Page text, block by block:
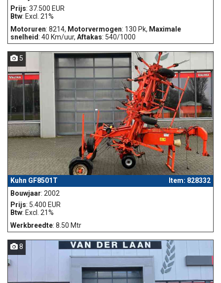
Prijs: 37.500 EUR
Btw: Excl. 21%
Motoruren: 8214, Motorvermogen: 130 Pk, Maximale
snelheid: 40 Km/uur, Aftakas: 540/1000
5
Kuhn GF8501T
Item: 828332
Bouwjaar: 2002
Prijs: 5.400 EUR
Btw: Excl. 21%
Werkbreedte: 8.50 Mtr
8